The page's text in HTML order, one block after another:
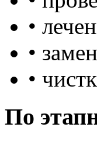
•
•
•
По